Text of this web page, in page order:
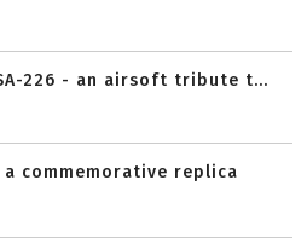
226 - an airsoft tribute t...
a commemorative replica